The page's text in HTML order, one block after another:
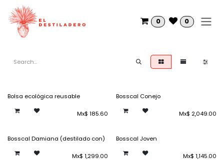
Skip to Content
0 0
Bolsa ecológica reusable
Mx$ 185.60
Bosscal Conejo
Mx$ 2,049.00
Bosscal Damiana (destilado con)
Mx$ 1,299.00
Bosscal Joven
Mx$ 1,145.00